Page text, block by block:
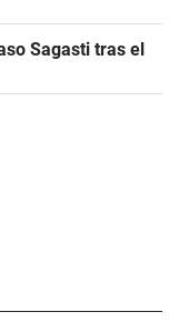
Sagasti tras el